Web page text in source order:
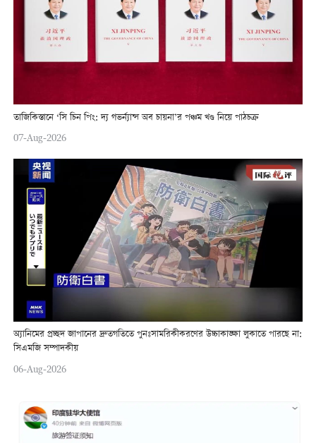
তাজিকিস্তানে ‘সি চিন পিং: দ্য গভর্ন্যান্স অব চায়না’র পঞ্চম খণ্ড নিয়ে পাঠচক্র
07-Aug-2026
অ্যানিমের প্রচ্ছদ জাপানের দ্রুতগতিতে পুনঃসামরিকীকরণের উচ্চাকাঙ্ক্ষা লুকাতে পারছে না:
সিএমজি সম্পাদকীয়
06-Aug-2026